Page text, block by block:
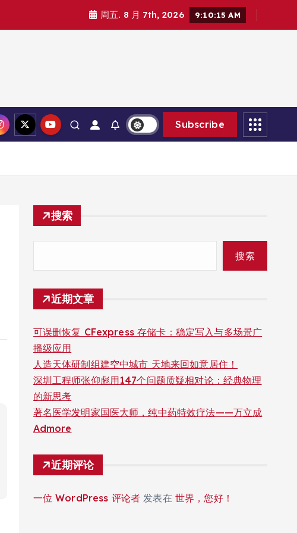
周五. 8 月 7th, 2026 9:10:16 AM
Subscribe
搜索
搜索
近期文章
可误删恢复 CFexpress 存储卡：稳定写入与多场景广
播级应用
人造天体研制组建空中城市 天地来回如意居住！
深圳工程师张仰彪用147个问题质疑相对论：经典物理
的新思考
著名医学发明家国医大师，纯中药特效疗法——万立成
Admore
近期评论
一位 WordPress 评论者 发表在 世界，您好！